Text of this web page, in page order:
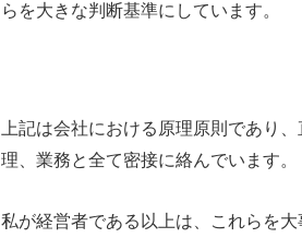
らを大きな判断基準にしています。
上記は会社における原理原則であり
理、業務と全て密接に絡んでいます。
私が経営者である以上は、これらを